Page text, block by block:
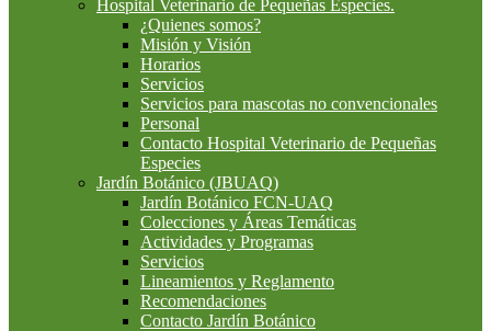
Hospital Veterinario de Pequeñas Especies.
¿Quienes somos?
Misión y Visión
Horarios
Servicios
Servicios para mascotas no convencionales
Personal
Contacto Hospital Veterinario de Pequeñas
Especies
Jardín Botánico (JBUAQ)
Jardín Botánico FCN-UAQ
Colecciones y Áreas Temáticas
Actividades y Programas
Servicios
Lineamientos y Reglamento
Recomendaciones
Contacto Jardín Botánico